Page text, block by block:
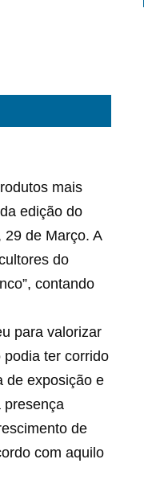
mais
edição do
29 de Março. A
do
contando
para valorizar
podia ter corrido
de exposição e
presença
de
com aquilo